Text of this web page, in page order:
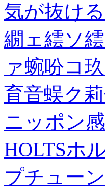
気が抜ける
繝ェ繧ソ
ァ蜿吩コ
育音蜈ク
ニッポン
HOLTSホ
プチュー